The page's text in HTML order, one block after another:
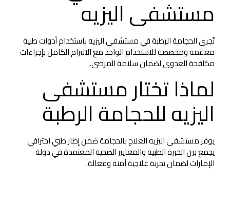
مستشفى اليزيه
تُجرى الحجامة الرطبة في مستشفى اليزيه باستخدام أدوات طبية
معقمة ومخصصة للاستخدام الواحد مع الالتزام الكامل بإجراءات
مكافحة العدوى لضمان سلامة المرضى.
لماذا تختار مستشفى
اليزيه للحجامة الرطبة
يوفر مستشفى اليزيه العلاج بالحجامة ضمن إطار طبي احترافي
يجمع بين الخبرة الطبية والمعايير الصحية المعتمدة في دولة
الإمارات لضمان تجربة علاجية آمنة وفعالة.